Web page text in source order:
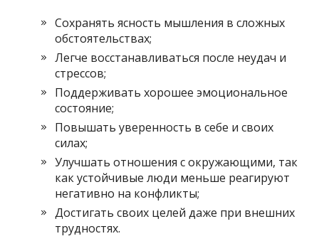
Сохранять ясность мышления в сложных
обстоятельствах;
Легче восстанавливаться после неудач и
стрессов;
Поддерживать хорошее эмоциональное
состояние;
Повышать уверенность в себе и своих
силах;
Улучшать отношения с окружающими, так
как устойчивые люди меньше реагируют
негативно на конфликты;
Достигать своих целей даже при внешних
трудностях.